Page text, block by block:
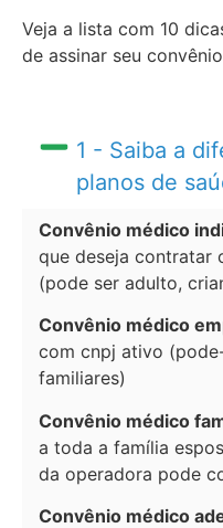
Veja a lista com 10
de assinar seu
1 - Saiba a
planos de
Convênio médico
que deseja contratar
(pode ser adulto,
Convênio médico
com cnpj ativo
familiares)
Convênio médico
a toda a família
da operadora pode
Convênio médico